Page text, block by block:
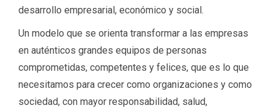
desarrollo empresarial, económico y social.
Un modelo que se orienta transformar a las empresas
en auténticos grandes equipos de personas
comprometidas, competentes y felices, que es lo que
necesitamos para crecer como organizaciones y como
sociedad, con mayor responsabilidad, salud,